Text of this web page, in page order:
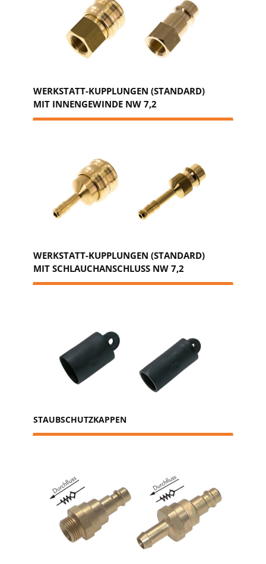
WERKSTATT-KUPPLUNGEN (STANDARD)
MIT INNENGEWINDE NW 7,2
WERKSTATT-KUPPLUNGEN (STANDARD)
MIT SCHLAUCHANSCHLUSS NW 7,2
STAUBSCHUTZKAPPEN